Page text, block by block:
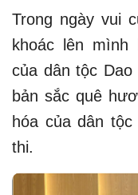
Trong ngày vui
khoác lên mình
của dân tộc
bản sắc quê
hóa của dân
thi.